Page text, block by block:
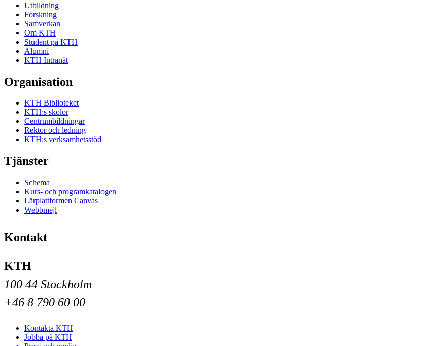
Utbildning
Forskning
Samverkan
Om KTH
Student på KTH
Alumni
KTH Intranät
Organisation
KTH Biblioteket
KTH:s skolor
Centrumbildningar
Rektor och ledning
KTH:s verksamhetsstöd
Tjänster
Schema
Kurs- och programkatalogen
Lärplattformen Canvas
Webbmejl
Kontakt
KTH
100 44 Stockholm
+46 8 790 60 00
Kontakta KTH
Jobba på KTH